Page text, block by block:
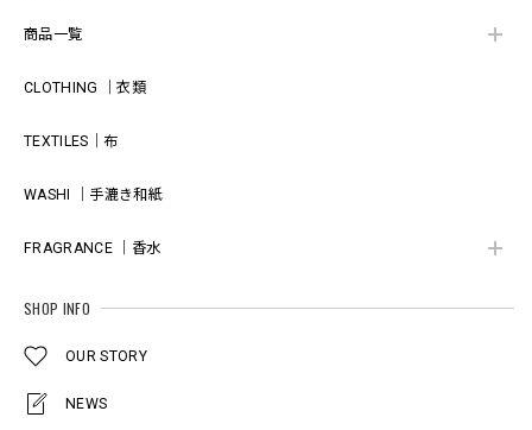
商品一覧
CLOTHING ｜衣類
TEXTILES｜布
WASHI ｜手漉き和紙
FRAGRANCE ｜香水
SHOP INFO
OUR STORY
NEWS